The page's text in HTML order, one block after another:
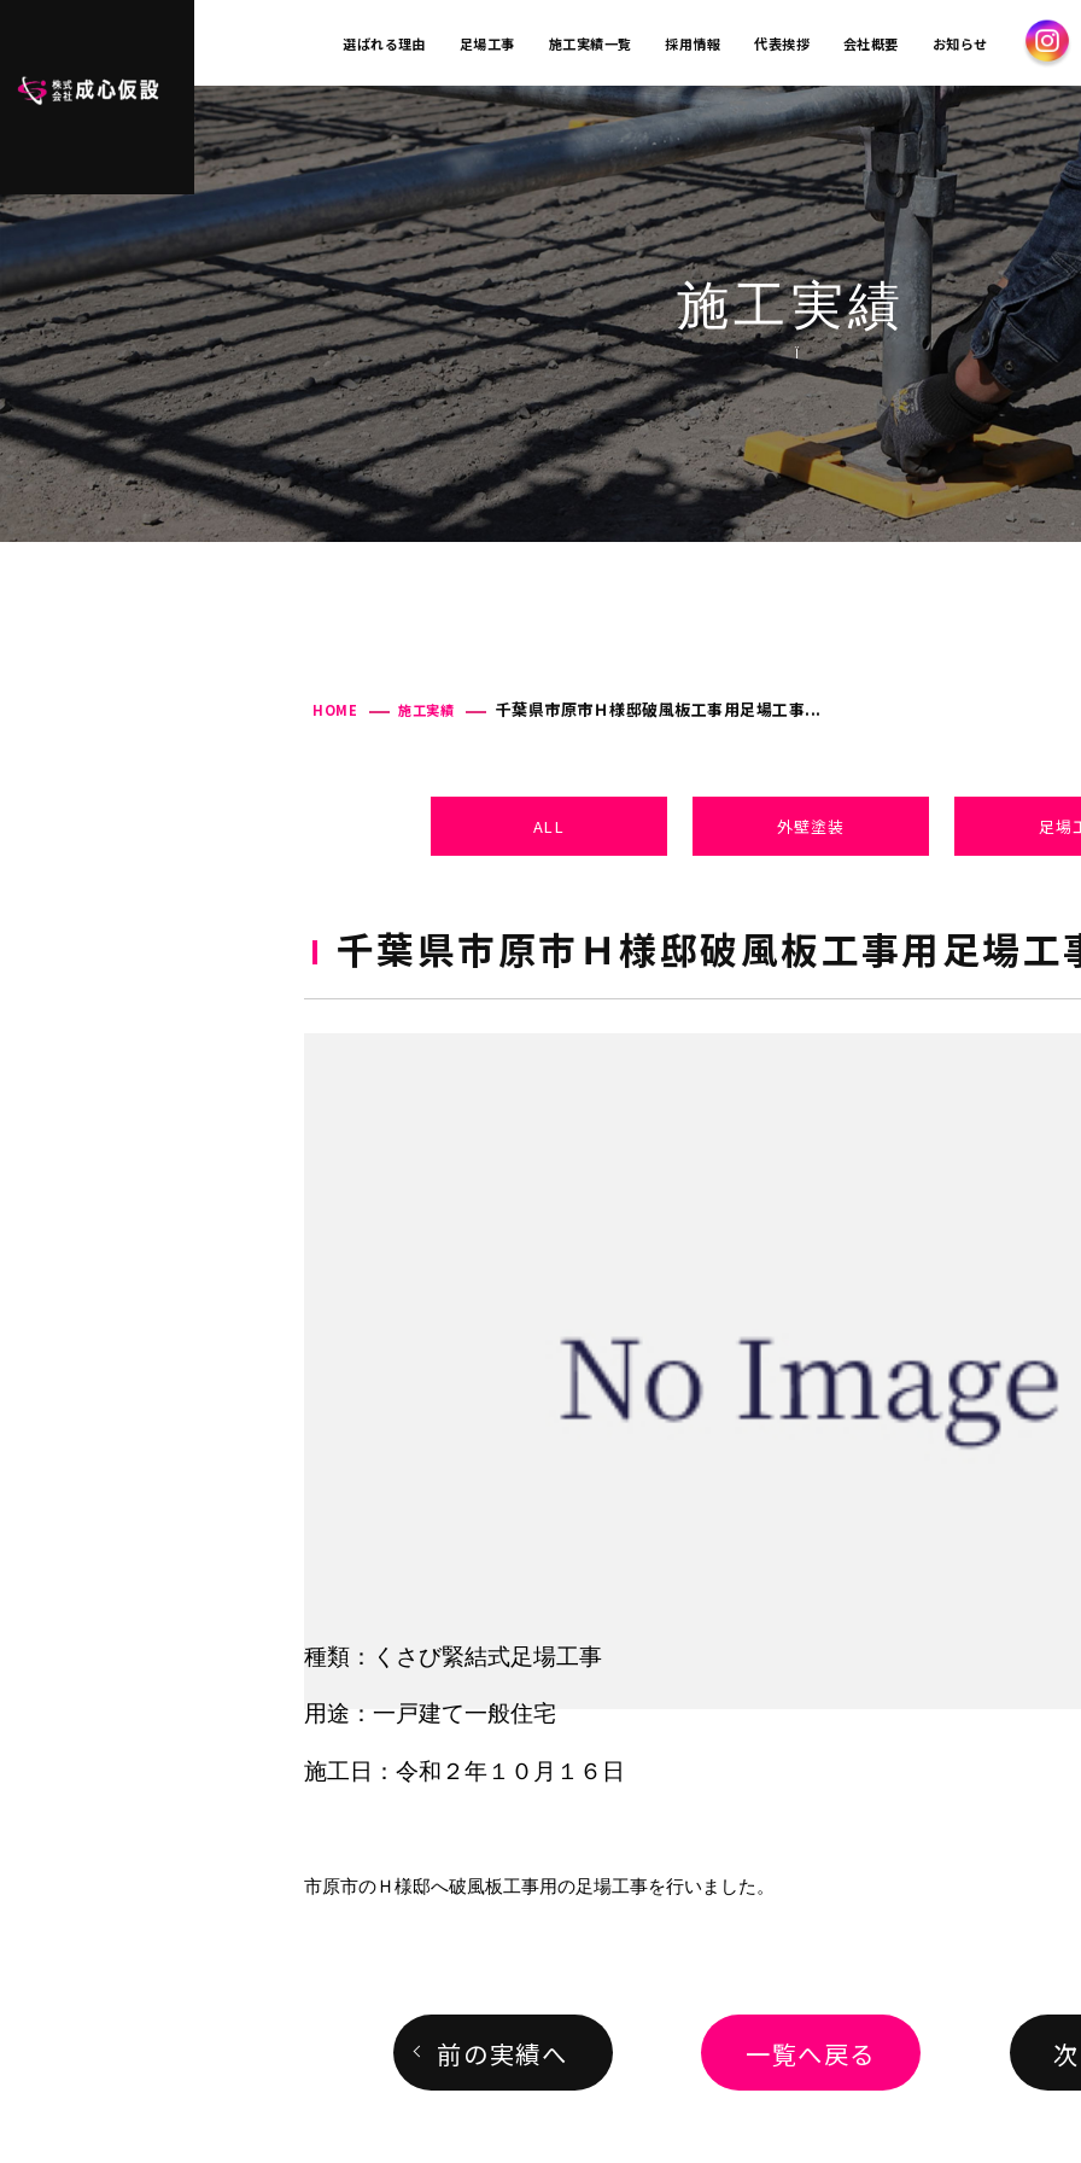
選ばれる理由 足場工事 施工実績一覧 採用情報 代表挨拶 会社概要 お知らせ
施工実績
Ï
HOME 施工実績 千葉県市原市Ｈ様邸破風板工事用足場工事...
ALL 外壁塗装 足場
千葉県市原市Ｈ様邸破風板工事用足場工
種類：くさび緊結式足場工事
用途：一戸建て一般住宅
施工日：令和２年１０月１６日
市原市のＨ様邸へ破風板工事用の足場工事を行いました。
前の実績へ 一覧へ戻る